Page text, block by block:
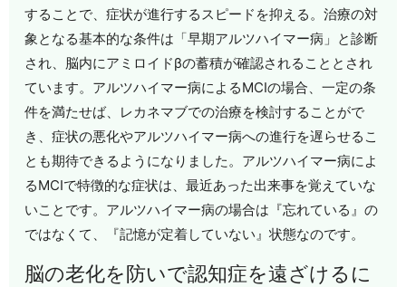
することで、症状が進行するスピードを抑える。治療の対
象となる基本的な条件は「早期アルツハイマー病」と診断
され、脳内にアミロイドβの蓄積が確認されることとされ
ています。アルツハイマー病によるMCIの場合、一定の条
件を満たせば、レカネマブでの治療を検討することがで
き、症状の悪化やアルツハイマー病への進行を遅らせるこ
とも期待できるようになりました。アルツハイマー病によ
るMCIで特徴的な症状は、最近あった出来事を覚えていな
いことです。アルツハイマー病の場合は『忘れている』の
ではなくて、『記憶が定着していない』状態なのです。
脳の老化を防いで認知症を遠ざけるに